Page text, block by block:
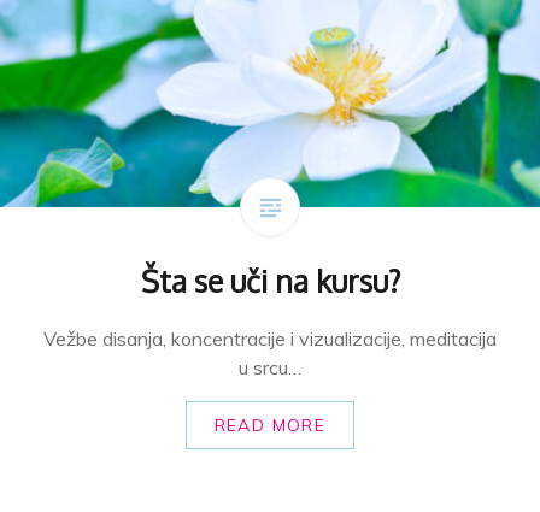
Šta se uči na kursu?
Vežbe disanja, koncentracije i vizualizacije, meditacija
u srcu…
READ MORE